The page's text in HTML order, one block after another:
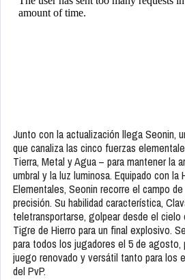
Junto con la actualización llega Seonin,
que canaliza las cinco fuerzas
Tierra, Metal y Agua – para mantener la
umbral y la luz luminosa. Equipado con la
Elementales, Seonin recorre el campo
precisión. Su habilidad característica,
teletransportarse, golpear desde el cielo
Tigre de Hierro para un final explosivo.
para todos los jugadores el 5 de
juego renovado y versátil tanto para los
del PvP.